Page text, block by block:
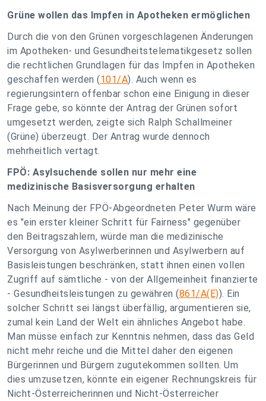
Grüne wollen das Impfen in Apotheken ermöglichen
Durch die von den Grünen vorgeschlagenen Änderungen
im Apotheken- und Gesundheitstelematikgesetz sollen
die rechtlichen Grundlagen für das Impfen in Apotheken
geschaffen werden (101/A). Auch wenn es
regierungsintern offenbar schon eine Einigung in dieser
Frage gebe, so könnte der Antrag der Grünen sofort
umgesetzt werden, zeigte sich Ralph Schallmeiner
(Grüne) überzeugt. Der Antrag wurde dennoch
mehrheitlich vertagt.
FPÖ: Asylsuchende sollen nur mehr eine
medizinische Basisversorgung erhalten
Nach Meinung der FPÖ-Abgeordneten Peter Wurm wäre
es "ein erster kleiner Schritt für Fairness" gegenüber
den Beitragszahlern, würde man die medizinische
Versorgung von Asylwerberinnen und Asylwerbern auf
Basisleistungen beschränken, statt ihnen einen vollen
Zugriff auf sämtliche - von der Allgemeinheit finanzierte
- Gesundheitsleistungen zu gewähren (861/A(E)). Ein
solcher Schritt sei längst überfällig, argumentieren sie,
zumal kein Land der Welt ein ähnliches Angebot habe.
Man müsse einfach zur Kenntnis nehmen, dass das Geld
nicht mehr reiche und die Mittel daher den eigenen
Bürgerinnen und Bürgern zugutekommen sollten. Um
dies umzusetzen, könnte ein eigener Rechnungskreis für
Nicht-Österreicherinnen und Nicht-Österreicher